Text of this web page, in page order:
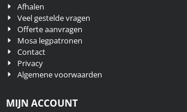
Afhalen
Veel gestelde vragen
Offerte aanvragen
Mosa legpatronen
Contact
Privacy
Algemene voorwaarden
MIJN ACCOUNT